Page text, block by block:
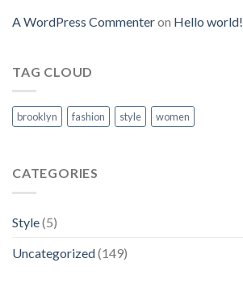
A WordPress Commenteron Hello world!
TAG CLOUD
brooklyn fashion style women
CATEGORIES
Style(5)
Uncategorized(149)